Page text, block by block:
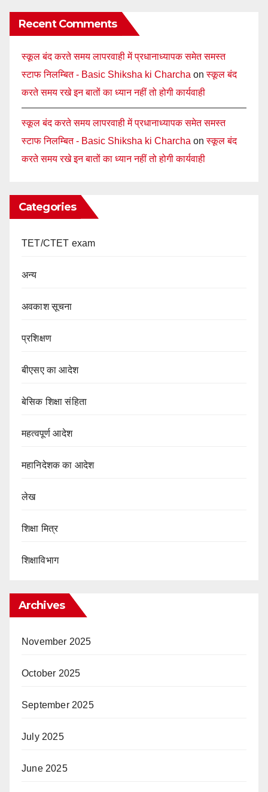
Recent Comments
स्कूल बंद करते समय लापरवाही में प्रधानाध्यापक समेत समस्त
स्टाफ निलम्बित - Basic Shiksha ki Charcha onस्कूल बंद
करते समय रखे इन बातों का ध्यान नहीं तो होगी कार्यवाही
स्कूल बंद करते समय लापरवाही में प्रधानाध्यापक समेत समस्त
स्टाफ निलम्बित - Basic Shiksha ki Charcha onस्कूल बंद
करते समय रखे इन बातों का ध्यान नहीं तो होगी कार्यवाही
Categories
TET/CTET exam
अन्य
अवकाश सूचना
प्रशिक्षण
बीएसए का आदेश
बेसिक शिक्षा संहिता
महत्वपूर्ण आदेश
महानिदेशक का आदेश
लेख
शिक्षा मित्र
शिक्षाविभाग
Archives
November 2025
October 2025
September 2025
July 2025
June 2025